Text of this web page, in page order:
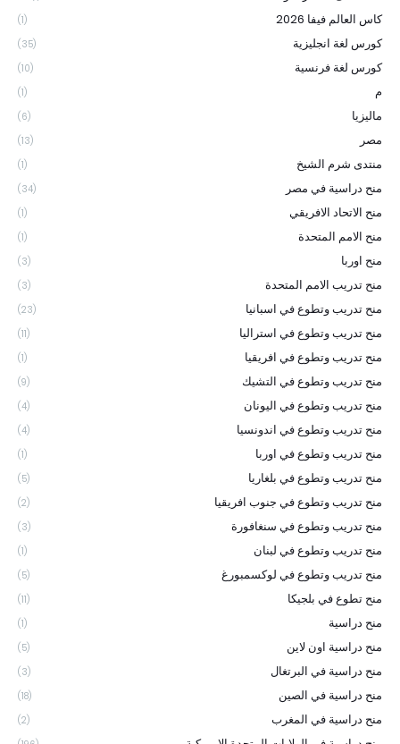
كاس العالم فيفا 2026 (1)
كورس لغة انجليزية (35)
كورس لغة فرنسية (10)
م (1)
ماليزيا (6)
مصر (13)
منتدى شرم الشيخ (1)
منح دراسية في مصر (34)
منح الاتحاد الافريقي (1)
منح الامم المتحدة (1)
منح اوربا (3)
منح تدريب الامم المتحدة (3)
منح تدريب وتطوع في اسبانيا (23)
منح تدريب وتطوع في استراليا (11)
منح تدريب وتطوع في افريقيا (1)
منح تدريب وتطوع في التشيك (9)
منح تدريب وتطوع في اليونان (4)
منح تدريب وتطوع في اندونسيا (4)
منح تدريب وتطوع في اوربا (1)
منح تدريب وتطوع في بلغاريا (5)
منح تدريب وتطوع في جنوب افريقيا (2)
منح تدريب وتطوع في سنغافورة (3)
منح تدريب وتطوع في لبنان (1)
منح تدريب وتطوع في لوكسمبورغ (5)
منح تطوع في بلجيكا (11)
منح دراسية (1)
منح دراسية اون لاين (5)
منح دراسية في البرتغال (3)
منح دراسية في الصين (18)
منح دراسية في المغرب (2)